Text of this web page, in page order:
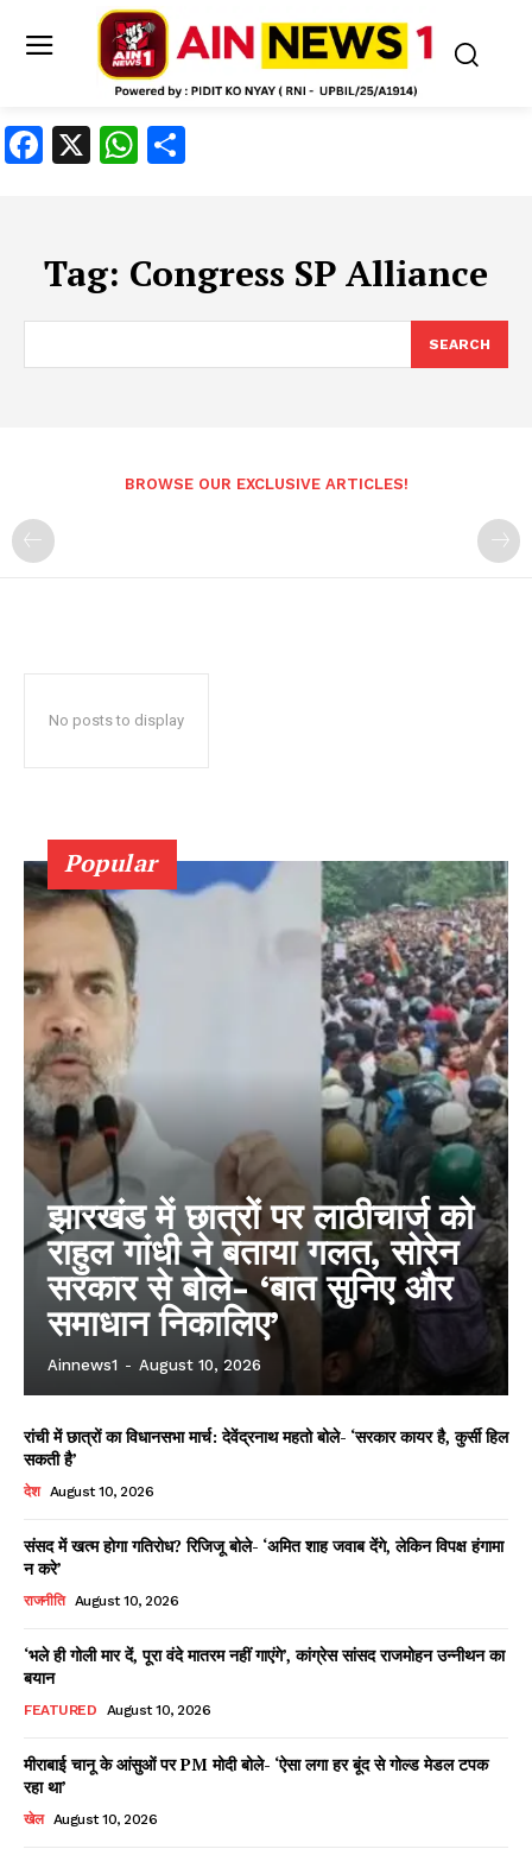
Facebook
X WhatsApp
Share
Read Latest News on AIN
Facebook
X WhatsApp
Tag: Congress SP Alliance
SEARCH
BROWSE OUR EXCLUSIVE ARTICLES!
No posts to display
Popular
झारखंड में छात्रों पर लाठीचार्ज को
राहुल गांधी ने बताया गलत, सोरेन
सरकार से बोले- ‘बात सुनिए और
समाधान निकालिए’
Ainnews1 - August 10, 2026
रांची में छात्रों का विधानसभा मार्च: देवेंद्रनाथ महतो बोले- ‘सरकार कायर है, कुर्सी हिल
सकती है’
देश August 10, 2026
संसद में खत्म होगा गतिरोध? रिजिजू बोले- ‘अमित शाह जवाब देंगे, लेकिन विपक्ष हंगामा
न करे’
राजनीति August 10, 2026
‘भले ही गोली मार दें, पूरा वंदे मातरम नहीं गाएंगे’, कांग्रेस सांसद राजमोहन उन्नीथन का
बयान
FEATURED August 10, 2026
मीराबाई चानू के आंसुओं पर PM मोदी बोले- ‘ऐसा लगा हर बूंद से गोल्ड मेडल टपक
रहा था’
खेल August 10, 2026